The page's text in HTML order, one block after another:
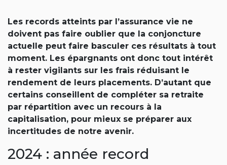
Les records atteints par l’assurance vie ne
doivent pas faire oublier que la conjoncture
actuelle peut faire basculer ces résultats à tout
moment. Les épargnants ont donc tout intérêt
à rester vigilants sur les frais réduisant le
rendement de leurs placements. D’autant que
certains conseillent de compléter sa retraite
par répartition avec un recours à la
capitalisation, pour mieux se préparer aux
incertitudes de notre avenir.
2024 : année record